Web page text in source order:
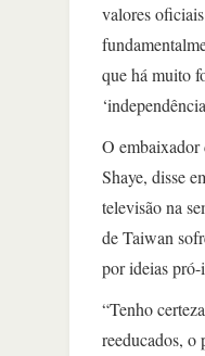
valores
que há muito
O embaixador
Shaye, disse
televisão na
de Taiwan
por ideias
“Tenho
reeducados, o